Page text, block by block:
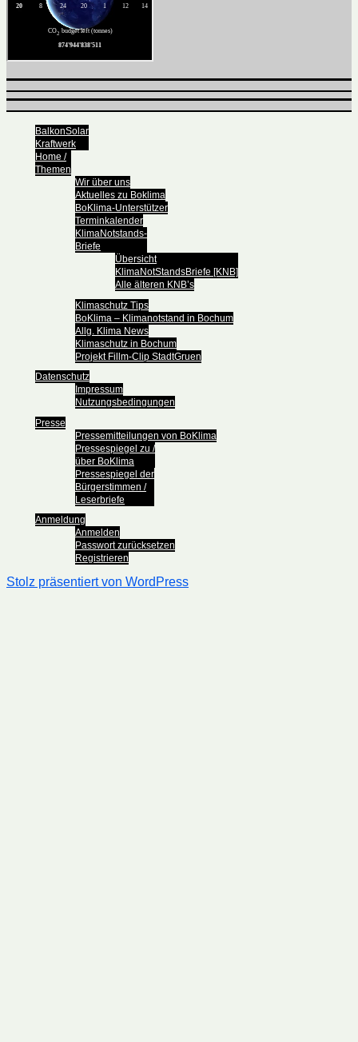
BalkonSolar
Kraftwerk
Home /
Themen
Wir über uns
Aktuelles zu Boklima
BoKlima-Unterstützer
Terminkalender
KlimaNotstands-
Briefe
Übersicht
KlimaNotStandsBriefe [KNB]
Alle älteren KNB’s
Klimaschutz Tips
BoKlima – Klimanotstand in Bochum
Allg. Klima News
Klimaschutz in Bochum
Projekt Fillm-Clip StadtGruen
Datenschutz
Impressum
Nutzungsbedingungen
Presse
Pressemitteilungen von BoKlima
Pressespiegel zu /
über BoKlima
Pressespiegel der
Bürgerstimmen /
Leserbriefe
Anmeldung
Anmelden
Passwort zurücksetzen
Registrieren
Stolz präsentiert von WordPress